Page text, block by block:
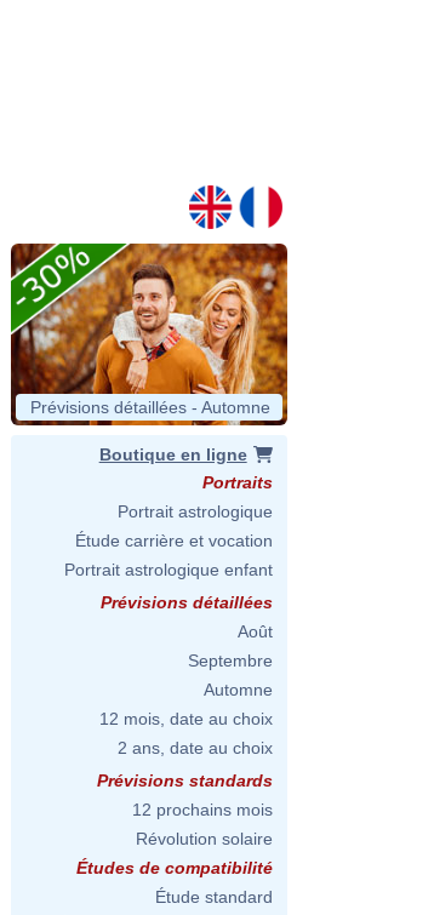
Prévisions détaillées - Automne
Boutique en ligne
Portraits
Portrait astrologique
Étude carrière et vocation
Portrait astrologique enfant
Prévisions détaillées
Août
Septembre
Automne
12 mois, date au choix
2 ans, date au choix
Prévisions standards
12 prochains mois
Révolution solaire
Études de compatibilité
Étude standard